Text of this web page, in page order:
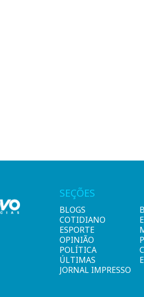
SEÇÕES
BLOGS
COTIDIANO
ESPORTE
OPINIÃO
POLÍTICA
ÚLTIMAS
JORNAL IMPRESSO